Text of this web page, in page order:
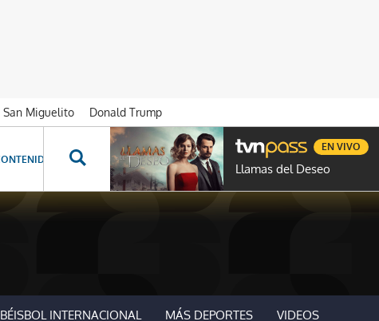
Miguelito
Donald Trump
ESPECIALES NOVELAS PROGRAMAS GENTE TVN
Llamas del Deseo
EN VIVO
BÉISBOL INTERNACIONAL MÁS DEPORTES VIDEOS